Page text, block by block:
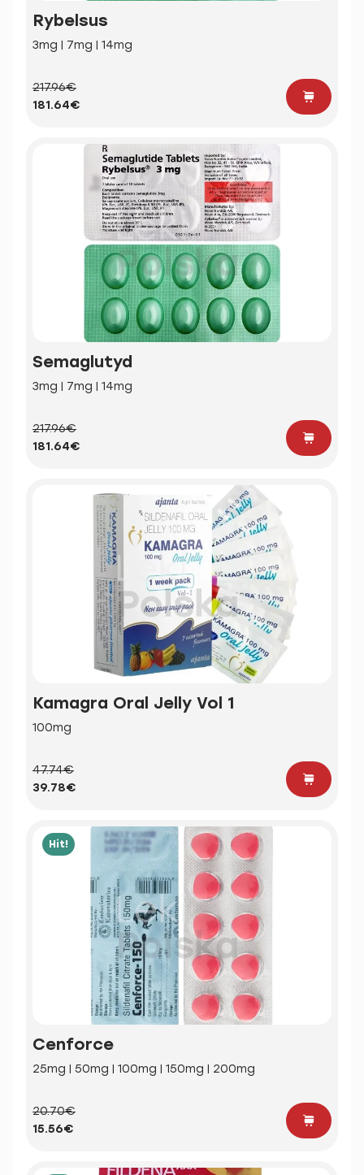
Rybelsus
3mg | 7mg | 14mg
217.96€
181.64€
Semaglutyd
3mg | 7mg | 14mg
217.96€
181.64€
Kamagra Oral Jelly Vol 1
100mg
47.74€
39.78€
Hit!
Cenforce
25mg | 50mg | 100mg | 150mg | 200mg
20.70€
15.56€